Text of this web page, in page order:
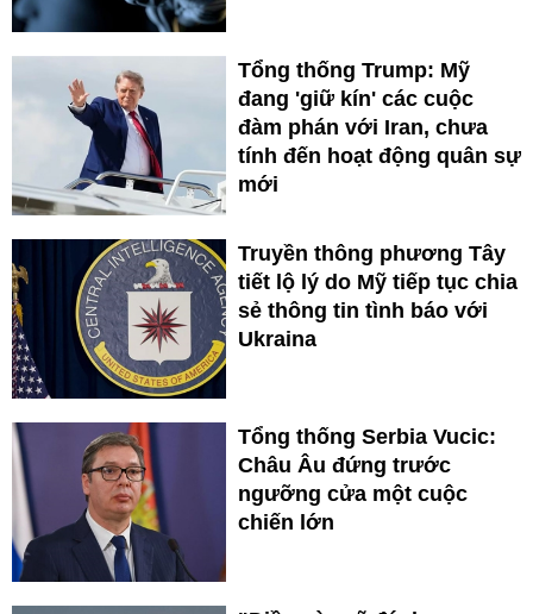
Tổng thống Trump: Mỹ
đang 'giữ kín' các cuộc
đàm phán với Iran, chưa
tính đến hoạt động quân sự
mới
Truyền thông phương Tây
tiết lộ lý do Mỹ tiếp tục chia
sẻ thông tin tình báo với
Ukraina
Tổng thống Serbia Vucic:
Châu Âu đứng trước
ngưỡng cửa một cuộc
chiến lớn